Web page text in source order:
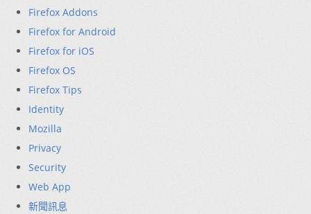
Firefox Addons
Firefox for Android
Firefox for iOS
Firefox OS
Firefox Tips
Identity
Mozilla
Privacy
Security
Web App
新聞訊息